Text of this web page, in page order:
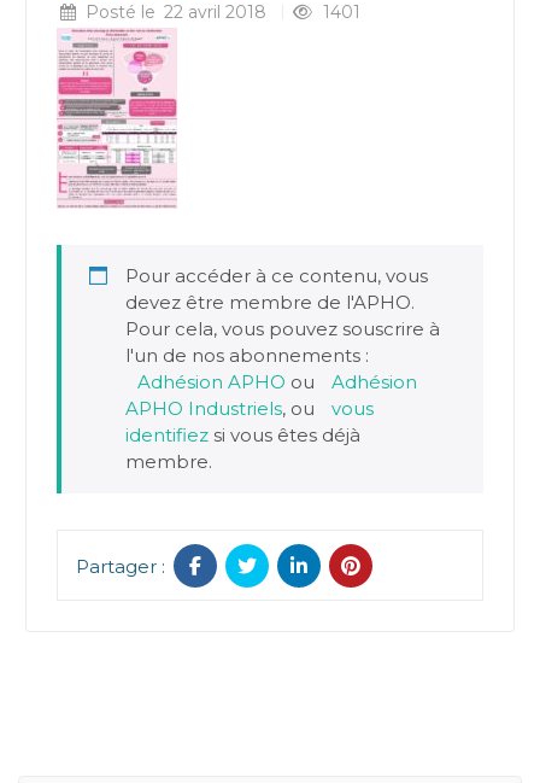
Posté le 22 avril 2018 1401
Pour accéder à ce contenu, vous
devez être membre de l'APHO.
Pour cela, vous pouvez souscrire à
l'un de nos abonnements :
Adhésion APHO ou
Adhésion
APHO Industriels, ou
vous
identifiezsi vous êtes déjà
membre.
Partager :